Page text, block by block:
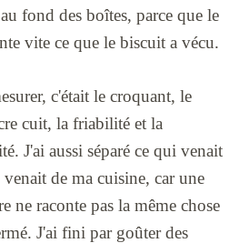
fond des boîtes, parce que le
vite ce que le biscuit a vécu.
c'était le croquant, le
cuit, la friabilité et la
J'ai aussi séparé ce qui venait
de ma cuisine, car une
ne raconte pas la même chose
J'ai fini par goûter des